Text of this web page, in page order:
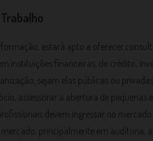
formação, estará apto a oferecer
instituições financeiras, de crédito,
sejam elas públicas ou
assessorar a abertura de
devem ingressar no
principalmente em auditoria,